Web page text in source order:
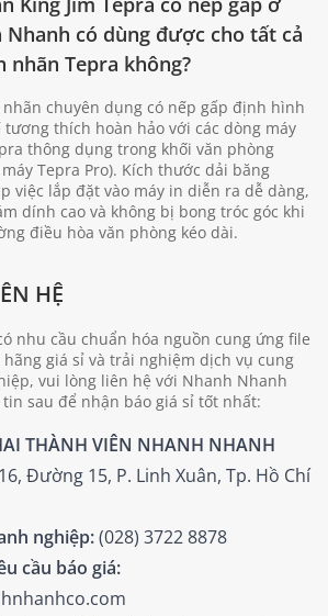
Nhanh có dùng được cho tất cả
nhãn Tepra không?
nhãn chuyên dụng có nếp gấp định hình
thích hoàn hảo với các dòng máy
thông dụng trong khối văn phòng
Tepra Pro). Kích thước dải băng
việc lắp đặt vào máy in diễn ra dễ dàng,
dính cao và không bị bong tróc góc khi
điều hòa văn phòng kéo dài.
HỆ
nhu cầu chuẩn hóa nguồn cung ứng file
hãng giá sỉ và trải nghiệm dịch vụ cung
vui lòng liên hệ với Nhanh Nhanh
sau để nhận báo giá sỉ tốt nhất:
THÀNH VIÊN NHANH NHANH
Đường 15, P. Linh Xuân, Tp. Hồ Chí
nghiệp:(028) 3722 8878
cầu báo giá: